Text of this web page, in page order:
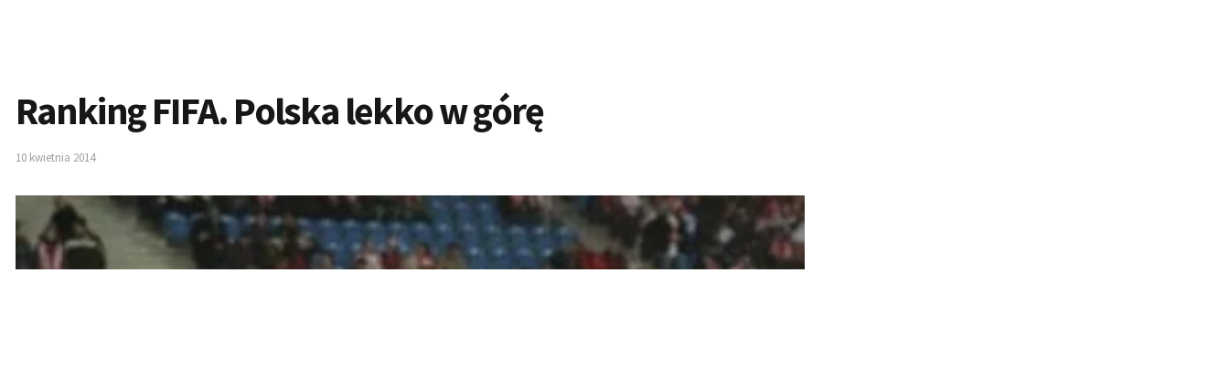
Ranking FIFA. Polska lekko w górę
10 kwietnia 2014